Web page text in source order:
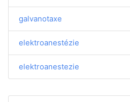
galvanotaxe
elektroanestézie
elektroanestezie